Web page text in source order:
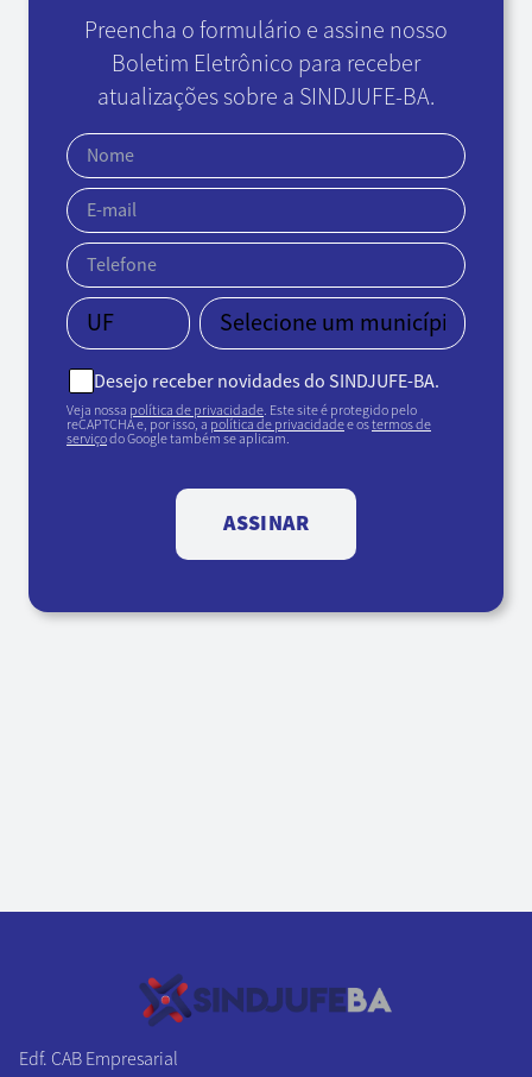
Preencha o formulário e assine nosso
Boletim Eletrônico para receber
atualizações sobre a SINDJUFE-BA.
Desejo receber novidades do SINDJUFE-BA.
Veja nossa política de privacidade. Este site é protegido pelo
reCAPTCHA e, por isso, a política de privacidadee ostermos de
serviçodo Google também se aplicam.
ASSINAR
Edf. CAB Empresarial